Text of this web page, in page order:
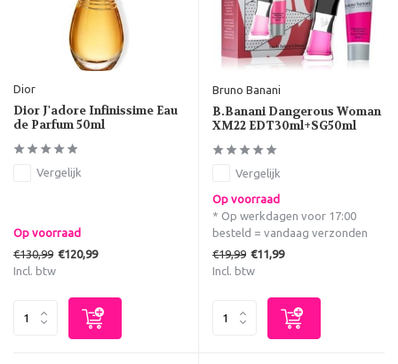
Dior
Dior J'adore Infinissime Eau
de Parfum 50ml
Vergelijk
Op voorraad
€130,99 €120,99
Incl. btw
Bruno Banani
B.Banani Dangerous Woman
XM22 EDT30ml+SG50ml
Vergelijk
Op voorraad
* Op werkdagen voor 17:00
besteld = vandaag verzonden
€19,99 €11,99
Incl. btw